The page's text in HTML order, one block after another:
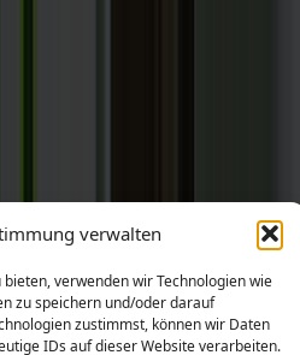
verwalten
verwenden wir Technologien wie
zu speichern und/oder darauf
zustimmst, können wir Daten
IDs auf dieser Website verarbeiten.